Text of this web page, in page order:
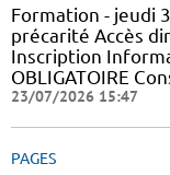
Formation - jeudi
précarité Accès
Inscription
OBLIGATOIRE
23/07/2026 15:47
PAGES